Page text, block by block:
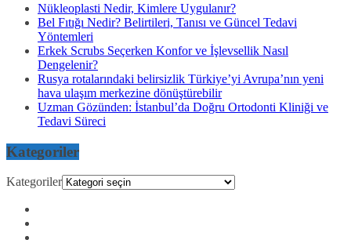
Nükleoplasti Nedir, Kimlere Uygulanır?
Bel Fıtığı Nedir? Belirtileri, Tanısı ve Güncel Tedavi
Yöntemleri
Erkek Scrubs Seçerken Konfor ve İşlevsellik Nasıl
Dengelenir?
Rusya rotalarındaki belirsizlik Türkiye’yi Avrupa’nın yeni
hava ulaşım merkezine dönüştürebilir
Uzman Gözünden: İstanbul’da Doğru Ortodonti Kliniği ve
Tedavi Süreci
Kategoriler
Kategoriler